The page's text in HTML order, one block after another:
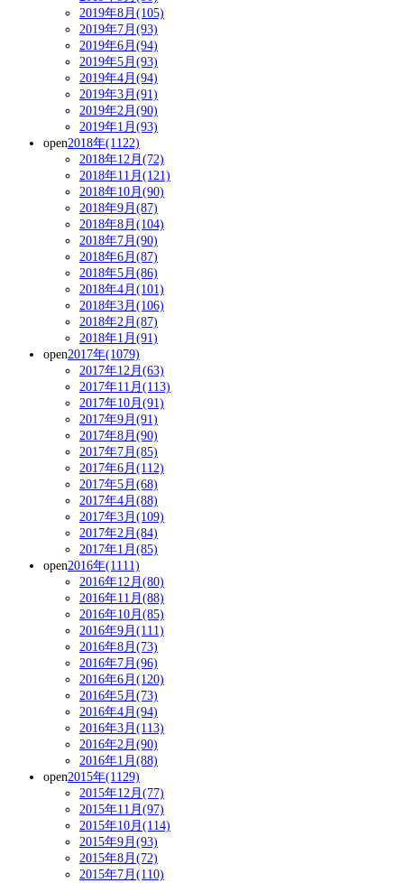
2019年8月(105)
2019年7月(93)
2019年6月(94)
2019年5月(93)
2019年4月(94)
2019年3月(91)
2019年2月(90)
2019年1月(93)
open2018年(1122)
2018年12月(72)
2018年11月(121)
2018年10月(90)
2018年9月(87)
2018年8月(104)
2018年7月(90)
2018年6月(87)
2018年5月(86)
2018年4月(101)
2018年3月(106)
2018年2月(87)
2018年1月(91)
open2017年(1079)
2017年12月(63)
2017年11月(113)
2017年10月(91)
2017年9月(91)
2017年8月(90)
2017年7月(85)
2017年6月(112)
2017年5月(68)
2017年4月(88)
2017年3月(109)
2017年2月(84)
2017年1月(85)
open2016年(1111)
2016年12月(80)
2016年11月(88)
2016年10月(85)
2016年9月(111)
2016年8月(73)
2016年7月(96)
2016年6月(120)
2016年5月(73)
2016年4月(94)
2016年3月(113)
2016年2月(90)
2016年1月(88)
open2015年(1129)
2015年12月(77)
2015年11月(97)
2015年10月(114)
2015年9月(93)
2015年8月(72)
2015年7月(110)